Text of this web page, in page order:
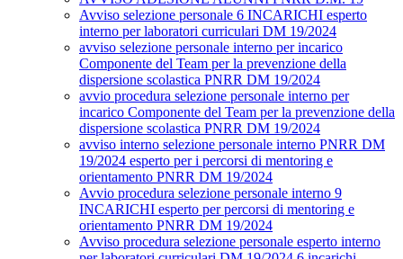
Avviso selezione personale 6 INCARICHI esperto
interno per laboratori curriculari DM 19/2024
avviso selezione personale interno per incarico
Componente del Team per la prevenzione della
dispersione scolastica PNRR DM 19/2024
avvio procedura selezione personale interno per
incarico Componente del Team per la prevenzione della
dispersione scolastica PNRR DM 19/2024
avviso interno selezione personale interno PNRR DM
19/2024 esperto per i percorsi di mentoring e
orientamento PNRR DM 19/2024
Avvio procedura selezione personale interno 9
INCARICHI esperto per percorsi di mentoring e
orientamento PNRR DM 19/2024
Avviso procedura selezione personale esperto interno